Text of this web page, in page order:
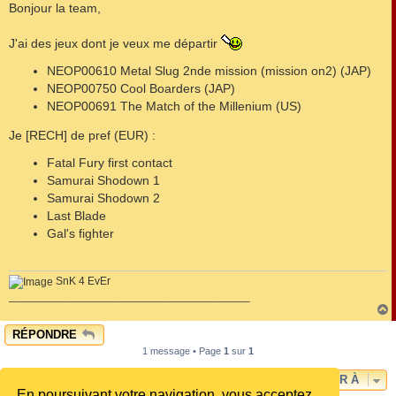
g
e
Bonjour la team,
J'ai des jeux dont je veux me départir
NEOP00610 Metal Slug 2nde mission (mission on2) (JAP)
NEOP00750 Cool Boarders (JAP)
NEOP00691 The Match of the Millenium (US)
Je [RECH] de pref (EUR) :
Fatal Fury first contact
Samurai Shodown 1
Samurai Shodown 2
Last Blade
Gal's fighter
SnK 4 EvEr
a
RÉPONDRE
1 message • Page 1 sur 1
ALLER À